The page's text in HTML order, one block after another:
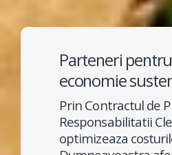
Parteneri
economie
Prin Contractul de
Responsabilitatii
optimizeaza